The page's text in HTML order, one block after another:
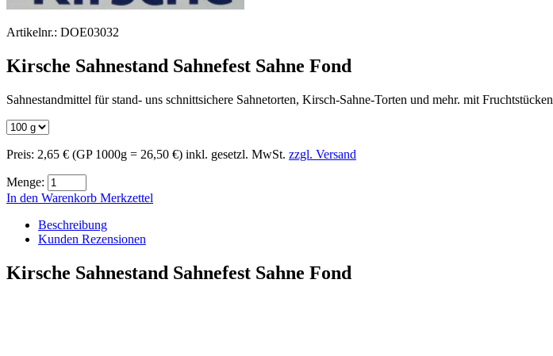
Artikelnr.: DOE03032
Kirsche Sahnestand Sahnefest Sahne Fond
Sahnestandmittel für stand- uns schnittsichere Sahnetorten, Kirsch-Sahne-Torten und mehr. mit Fruchtstücken
Preis: 2,65 € (GP 1000g = 26,50 €) inkl. gesetzl. MwSt. zzgl. Versand
Menge:
In den Warenkorb Merkzettel
Beschreibung
Kunden Rezensionen
Kirsche Sahnestand Sahnefest Sahne Fond